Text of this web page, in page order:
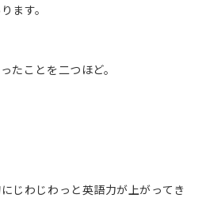
ます。
たことを二つほど。
じわじわっと英語力が上がってき